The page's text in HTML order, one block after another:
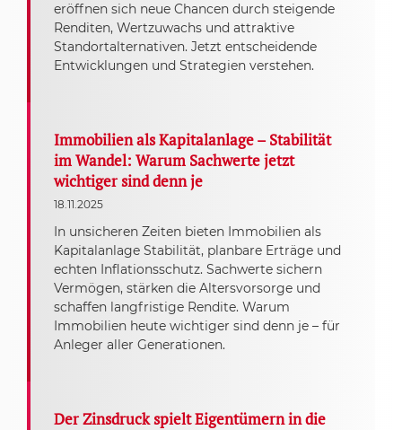
eröffnen sich neue Chancen durch steigende
Renditen, Wertzuwachs und attraktive
Standortalternativen. Jetzt entscheidende
Entwicklungen und Strategien verstehen.
Immobilien als Kapitalanlage – Stabilität
im Wandel: Warum Sachwerte jetzt
wichtiger sind denn je
18.11.2025
In unsicheren Zeiten bieten Immobilien als
Kapitalanlage Stabilität, planbare Erträge und
echten Inflationsschutz. Sachwerte sichern
Vermögen, stärken die Altersvorsorge und
schaffen langfristige Rendite. Warum
Immobilien heute wichtiger sind denn je – für
Anleger aller Generationen.
Der Zinsdruck spielt Eigentümern in die